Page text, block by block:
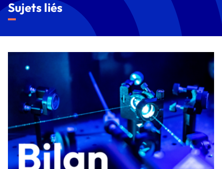
Sujets liés